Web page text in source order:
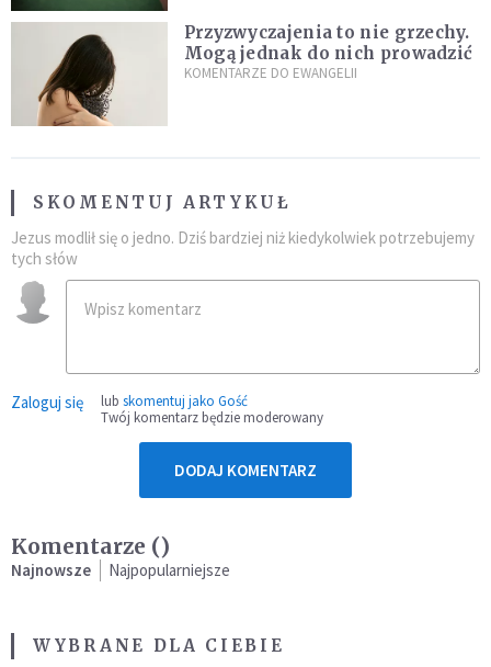
Przyzwyczajenia to nie grzechy.
Mogą jednak do nich prowadzić
KOMENTARZE DO EWANGELII
SKOMENTUJ ARTYKUŁ
Jezus modlił się o jedno. Dziś bardziej niż kiedykolwiek potrzebujemy
tych słów
Zaloguj się lub skomentuj jako Gość
Twój komentarz będzie moderowany
DODAJ KOMENTARZ
Komentarze ()
Najnowsze Najpopularniejsze
WYBRANE DLA CIEBIE